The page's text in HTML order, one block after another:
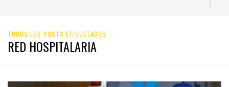
TODOS LOS POSTS ETIQUETADOS
RED HOSPITALARIA